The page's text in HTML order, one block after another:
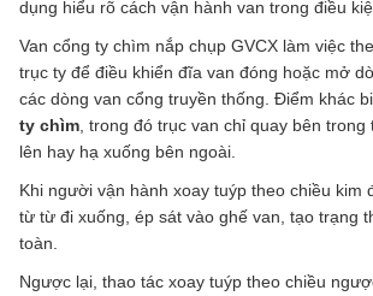
dụng hiểu rõ cách vận hành van trong điều
Van cổng ty chìm nắp chụp GVCX làm việc
trục ty để điều khiển đĩa van đóng hoặc mở
các dòng van cổng truyền thống. Điểm khác
ty chìm , trong đó trục van chỉ quay bên
lên hay hạ xuống bên ngoài.
Khi người vận hành xoay tuýp theo chiều kim
từ từ đi xuống, ép sát vào ghế van, tạo trạng
toàn.
Ngược lại, thao tác xoay tuýp theo chiều